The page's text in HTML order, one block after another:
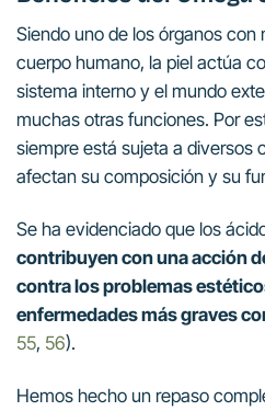
Siendo uno de los órganos con
cuerpo humano, la piel actúa
sistema interno y el mundo
muchas otras funciones. Por
siempre está sujeta a diversos
afectan su composición y su
Se ha evidenciado que los
contribuyen con una acción
contra los problemas
enfermedades más graves
55, 56).
Hemos hecho un repaso